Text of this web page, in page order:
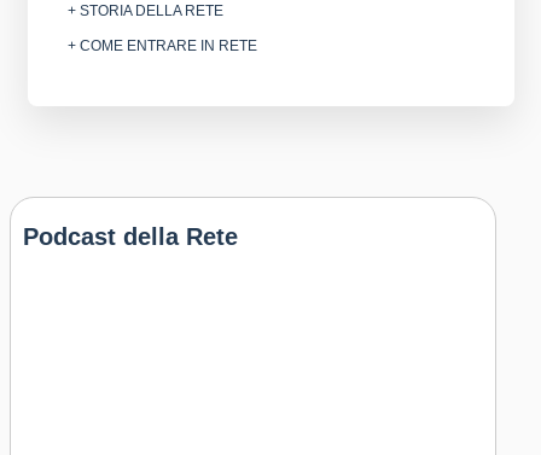
+ STORIA DELLA RETE
+ COME ENTRARE IN RETE
Podcast della Rete